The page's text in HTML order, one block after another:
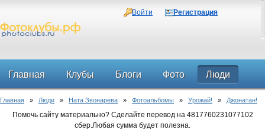
Войти Регистрация
Главная Клубы Блоги Фото Люди
Форум
Главная » Люди » Ната Звонарева » Фотоальбомы » Урожай! » Джонатан!
Помочь сайту материально? Сделайте перевод на 4817760231077102
сбер.Любая сумма будет полезна.